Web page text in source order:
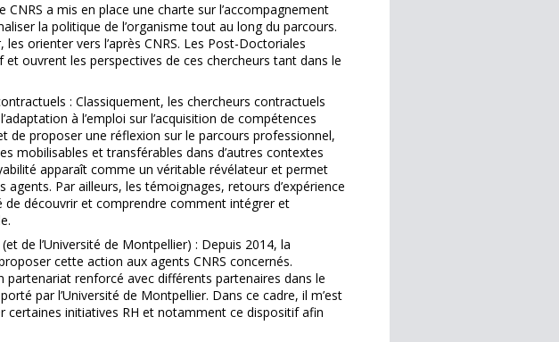
CNRS a mis en place une charte sur l’accompagnement
la politique de l’organisme tout au long du parcours.
orienter vers l’après CNRS. Les Post-Doctoriales
ouvrent les perspectives de ces chercheurs tant dans le
: Classiquement, les chercheurs contractuels
à l’emploi sur l’acquisition de compétences
de proposer une réflexion sur le parcours professionnel,
mobilisables et transférables dans d’autres contextes
apparaît comme un véritable révélateur et permet
agents. Par ailleurs, les témoignages, retours d’expérience
de découvrir et comprendre comment intégrer et
de l’Université de Montpellier) : Depuis 2014, la
cette action aux agents CNRS concernés.
partenariat renforcé avec différents partenaires dans le
par l’Université de Montpellier. Dans ce cadre, il m’est
certaines initiatives RH et notamment ce dispositif afin